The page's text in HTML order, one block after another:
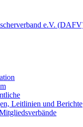
Leitlinien und Berichte